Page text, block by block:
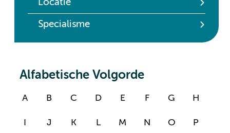
Locatie
Specialisme
Alfabetische Volgorde
A B C D E F G H
J K L M N O P